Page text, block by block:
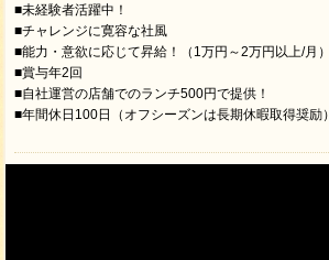
■未経験者活躍中！
■チャレンジに寛容な社風
■能力・意欲に応じて昇給！（1万円～2万円以上/月）
■賞与年2回
■自社運営の店舗でのランチ500円で提供！
■年間休日100日（オフシーズンは長期休暇取得奨励）